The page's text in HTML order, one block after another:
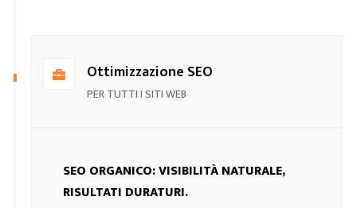
Ottimizzazione SEO
PER TUTTI I SITI WEB
SEO ORGANICO: VISIBILITÀ NATURALE,
RISULTATI DURATURI.